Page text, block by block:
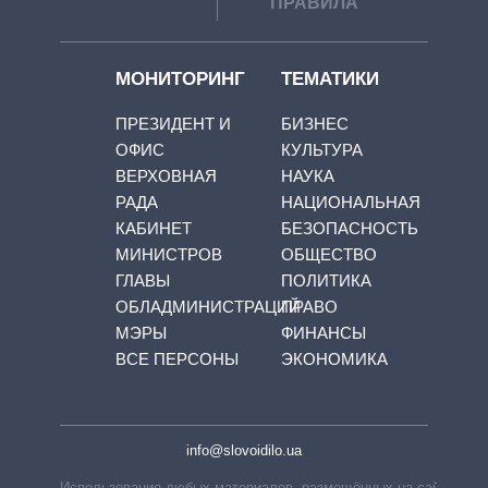
МОНИТОРИНГ
ПРЕЗИДЕНТ И
ОФИС
ВЕРХОВНАЯ
РАДА
КАБИНЕТ
МИНИСТРОВ
ГЛАВЫ
ОБЛАДМИНИСТРАЦИЙ
МЭРЫ
ВСЕ ПЕРСОНЫ
ТЕМАТИКИ
БИЗНЕС
КУЛЬТУРА
НАУКА
НАЦИОНАЛЬНАЯ
БЕЗОПАСНОСТЬ
ОБЩЕСТВО
ПОЛИТИКА
ПРАВО
ФИНАНСЫ
ЭКОНОМИКА
info@slovoidilo.ua